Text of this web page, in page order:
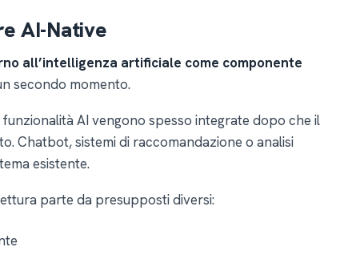
AI-Native
all’intelligenza artificiale come componente
secondo momento.
AI vengono spesso integrate dopo che il
Chatbot, sistemi di raccomandazione o analisi
esistente.
parte da presupposti diversi: